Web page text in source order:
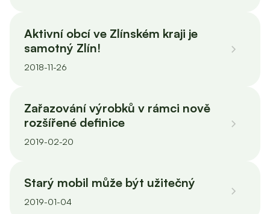
Aktivní obcí ve Zlínském kraji je
samotný Zlín!
2018-11-26
Zařazování výrobků v rámci nově
rozšířené definice
2019-02-20
Starý mobil může být užitečný
2019-01-04